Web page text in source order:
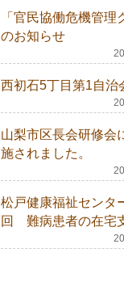
「官民協働危機管
のお知らせ
西初石5丁目第1自治
山梨市区長会研修会
施されました。
松戸健康福祉センタ
回 難病患者の在宅